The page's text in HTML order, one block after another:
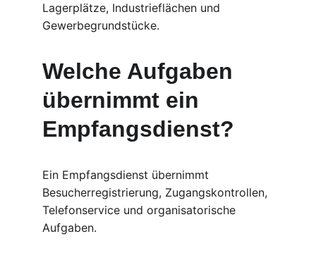
Lagerplätze, Industrieflächen und
Gewerbegrundstücke.
Welche Aufgaben
übernimmt ein
Empfangsdienst?
Ein Empfangsdienst übernimmt
Besucherregistrierung, Zugangskontrollen,
Telefonservice und organisatorische
Aufgaben.